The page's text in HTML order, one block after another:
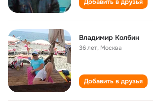
Добавить в друзья
Владимир Колбин
36 лет, Москва
Добавить в друзья